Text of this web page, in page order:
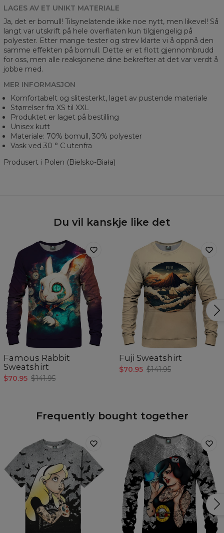
LAGES AV ET UNIKT MATERIALE
Ja, det er bomull! Tilsynelatende ikke noe nytt, men likevel! Så
langt var utskrift på hele overflaten kun tilgjengelig på
polyester. Etter mange tester og strev klarte vi å oppnå den
samme effekten på bomull. Dette er et flott gjennombrudd
for oss, men alle reaksjonene dine bekrefter at det var verdt å
jobbe med.
MER INFORMASJON
Komfortabelt og slitesterkt, laget av pustende materiale
Størrelser fra XS til XXL
Produktet er laget på bestilling
Unisex kutt
Materiale: 70% bomull, 30% polyester
Vask ved 30 ° C utenfra
Produsert i Polen (Bielsko-Biała)
Du vil kanskje like det
Famous Rabbit
Sweatshirt
$70.95 $141.95
Fuji Sweatshirt
$70.95 $141.95
Frequently bought together